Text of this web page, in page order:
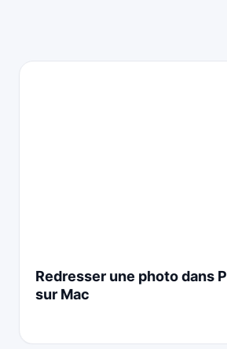
Redresser une photo dans
sur Mac